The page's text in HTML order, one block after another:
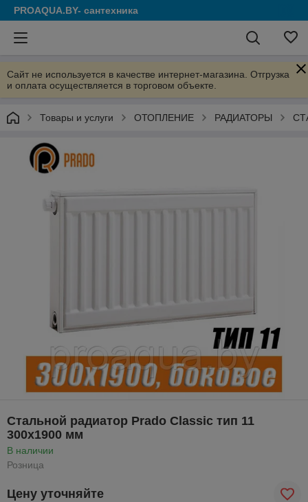
PROAQUA.BY- сантехника
Сайт не используется в качестве интернет-магазина. Отгрузка
и оплата осуществляется в торговом объекте.
Товары и услуги ОТОПЛЕНИЕ РАДИАТОРЫ
Стальной радиатор Prado Classic тип 11
300x1900 мм
В наличии
Розница
Цену уточняйте